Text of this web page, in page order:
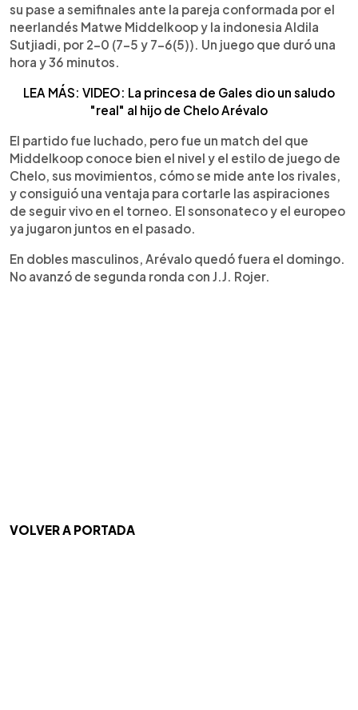
su pase a semifinales ante la pareja conformada por el
neerlandés Matwe Middelkoop y la indonesia Aldila
Sutjiadi, por 2-0 (7-5 y 7-6(5)). Un juego que duró una
hora y 36 minutos.
LEA MÁS: VIDEO: La princesa de Gales dio un saludo
"real" al hijo de Chelo Arévalo
El partido fue luchado, pero fue un match del que
Middelkoop conoce bien el nivel y el estilo de juego de
Chelo, sus movimientos, cómo se mide ante los rivales,
y consiguió una ventaja para cortarle las aspiraciones
de seguir vivo en el torneo. El sonsonateco y el europeo
ya jugaron juntos en el pasado.
En dobles masculinos, Arévalo quedó fuera el domingo.
No avanzó de segunda ronda con J.J. Rojer.
VOLVER A PORTADA